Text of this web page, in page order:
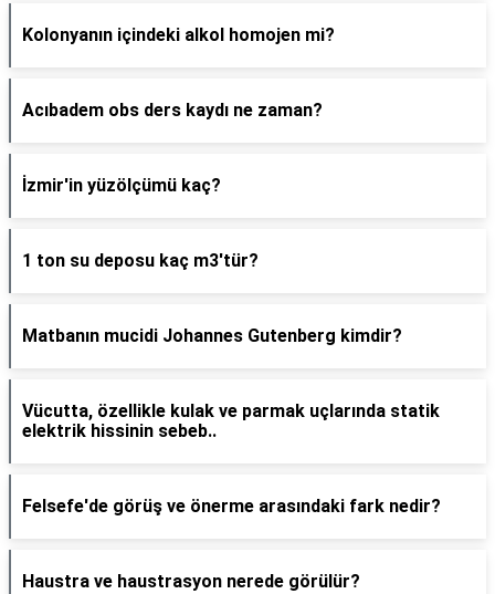
Kolonyanın içindeki alkol homojen mi?
Acıbadem obs ders kaydı ne zaman?
İzmir'in yüzölçümü kaç?
1 ton su deposu kaç m3'tür?
Matbanın mucidi Johannes Gutenberg kimdir?
Vücutta, özellikle kulak ve parmak uçlarında statik
elektrik hissinin sebeb..
Felsefe'de görüş ve önerme arasındaki fark nedir?
Haustra ve haustrasyon nerede görülür?